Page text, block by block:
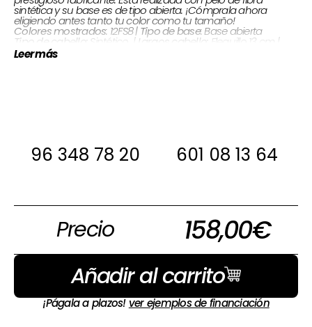
sintética y su base es de tipo abierta. ¡Cómprala ahora
eligiendo antes tanto tu color como tu tamaño!
Colores mostrados: 12FS8 |Tipo de base: Base abierta
Tipo de cabello: Sintético | Largos cabello: Flequillo 13 cm |
Corona 13 cm | Nuca 6,5 cm | Lados & atrás 9 – 15 cm
Leer más
96 348 78 20 601 08 13 64
Precio 158,00€
Añadir al carrito
¡Págala a plazos! ver ejemplos de financiación